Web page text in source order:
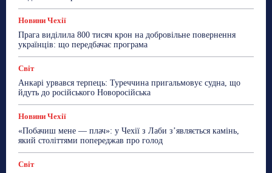
Новини Чехії
Прага виділила 800 тисяч крон на добровільне повернення
українців: що передбачає програма
Світ
Анкарі урвався терпець: Туреччина пригальмовує судна, що
йдуть до російського Новоросійська
Новини Чехії
«Побачиш мене — плач»: у Чехії з Лаби з’являється камінь,
який століттями попереджав про голод
Світ